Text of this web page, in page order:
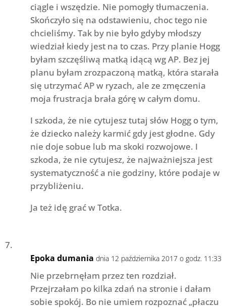
ciągle i wszędzie. Nie pomogły tłumaczenia.
Skończyło się na odstawieniu, choc tego nie
chcieliśmy. Tak by nie było gdyby młodszy
wiedział kiedy jest na to czas. Przy planie Hogg
byłam szczęśliwą matką idącą wg AP. Bez jej
planu byłam zrozpaczoną matką, która starała
się utrzymać AP w ryzach, ale ze zmęczenia
moja frustracja brała górę w całym domu.
I szkoda, że nie cytujesz tutaj słów Hogg o tym,
że dziecko należy karmić gdy jest głodne. Gdy
nie doje sobue lub ma skoki rozwojowe. I
szkoda, że nie cytujesz, że najważniejsza jest
systematyczność a nie godziny, które podaje w
przybliżeniu.
Ja też idę grać w Totka.
Epoka dumania dnia 12 października 2017 o godz. 11:33
Nie przebrnęłam przez ten rozdział.
Przejrzałam po kilka zdań na stronie i dałam
sobie spokój. Bo nie umiem rozpoznać „płaczu